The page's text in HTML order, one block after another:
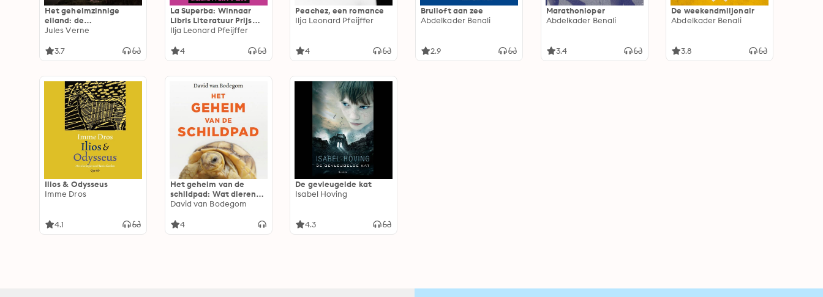
Het geheimzinnige
eiland: de
luchtschipbreukelingen
Jules Verne
3.7
La Superba: Winnaar
Libris Literatuur Prijs
2014
Ilja Leonard Pfeijffer
4
Peachez, een romance
Ilja Leonard Pfeijffer
4
Bruiloft aan zee
Abdelkader Benali
2.9
Marathonloper
Abdelkader Benali
3.4
De weekendmiljonair
Abdelkader Benali
3.8
Ilios & Odysseus
Imme Dros
4.1
Het geheim van de
schildpad: Wat dieren
ons leren over lang
David van Bodegom
4
De gevleugelde kat
Isabel Hoving
4.3